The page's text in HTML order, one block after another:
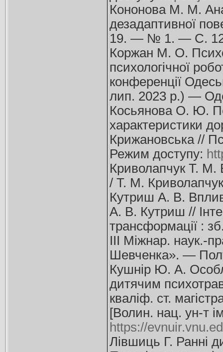
Кононова М. М.
дезадаптивної
19. — № 1. — С.
Коржан М. О.
психологічної
конференції
лип. 2023 р.) —
Косьянова О. Ю.
характеристики
Крижановська //
Режим доступу:
Криволапчук Т. М.
/ Т. М.
Кутриш А. В.
А. В. Кутриш //
трансформації :
ІІІ Міжнар. наук.-
Шевченка». —
Кушнір Ю. А.
дитячим
кваліф. ст.
[Волин. нац. ун-т
https://
Лівшиць Г. Ранні